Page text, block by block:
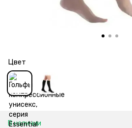
Цвет
В наличии